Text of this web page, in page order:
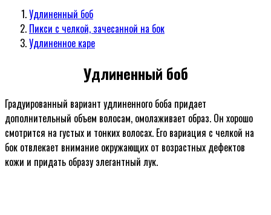
Удлиненный боб
Пикси с челкой, зачесанной на бок
Удлиненное каре
Удлиненный боб
Градуированный вариант удлиненного боба придает
дополнительный объем волосам, омолаживает образ. Он хорошо
смотрится на густых и тонких волосах. Его вариация с челкой на
бок отвлекает внимание окружающих от возрастных дефектов
кожи и придать образу элегантный лук.